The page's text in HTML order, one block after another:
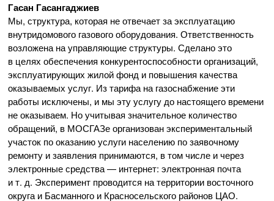
Гасан Гасангаджиев
Мы, структура, которая не отвечает за эксплуатацию
внутридомового газового оборудования. Ответственность
возложена на управляющие структуры. Сделано это
в целях обеспечения конкурентоспособности организаций,
эксплуатирующих жилой фонд и повышения качества
оказываемых услуг. Из тарифа на газоснабжение эти
работы исключены, и мы эту услугу до настоящего времени
не оказываем. Но учитывая значительное количество
обращений, в МОСГАЗе организован экспериментальный
участок по оказанию услуги населению по заявочному
ремонту и заявления принимаются, в том числе и через
электронные средства — интернет: электронная почта
и т. д. Эксперимент проводится на территории восточного
округа и Басманного и Красносельского районов ЦАО.